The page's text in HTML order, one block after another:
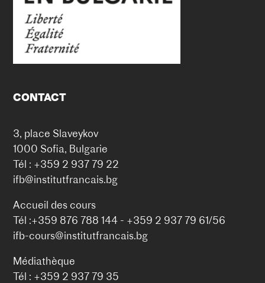
CONTACT
3, place Slaveykov
1000 Sofia, Bulgarie
Tél : +359 2 937 79 22
ifb@institutfrancais.bg
Accueil des cours
Tél :+359 876 788 144 - +359 2 937 79 61/56
ifb-cours@institutfrancais.bg
Médiathèque
Tél : +359 2 937 79 35